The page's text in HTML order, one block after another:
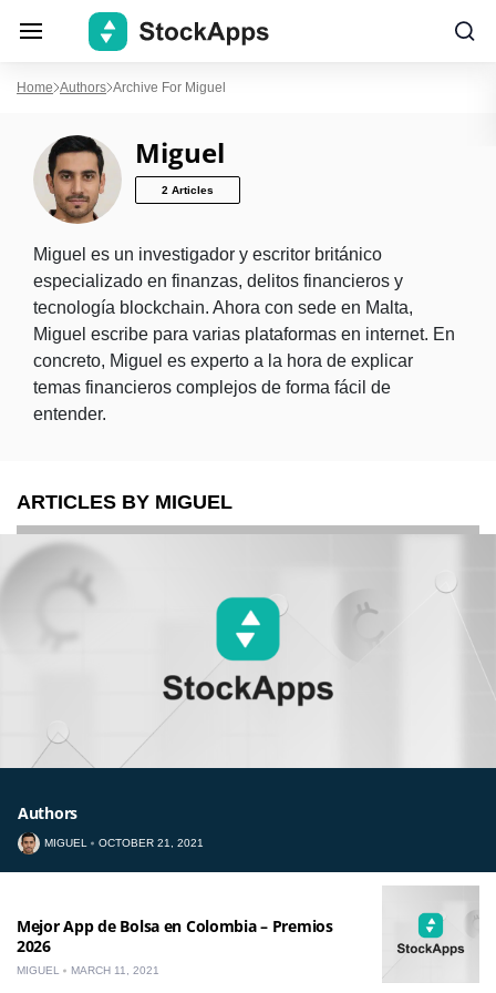
Home Authors Archive For Miguel
Miguel
2 Articles
Miguel es un investigador y escritor británico
especializado en finanzas, delitos financieros y
tecnología blockchain. Ahora con sede en Malta,
Miguel escribe para varias plataformas en internet. En
concreto, Miguel es experto a la hora de explicar
temas financieros complejos de forma fácil de
entender.
ARTICLES BY MIGUEL
Authors
MIGUEL OCTOBER 21, 2021
Mejor App de Bolsa en Colombia – Premios
2026
MIGUEL MARCH 11, 2021